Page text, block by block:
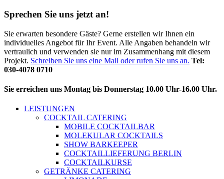
Sprechen Sie uns jetzt an!
Sie erwarten besondere Gäste? Gerne erstellen wir Ihnen ein
individuelles Angebot für Ihr Event. Alle Angaben behandeln wir
vertraulich und verwenden sie nur im Zusammenhang mit diesem
Projekt. Schreiben Sie uns eine Mail oder rufen Sie uns an. Tel:
030-4078 0710
Sie erreichen uns Montag bis Donnerstag 10.00 Uhr-16.00 Uhr.
LEISTUNGEN
COCKTAIL CATERING
MOBILE COCKTAILBAR
MOLEKULAR COCKTAILS
SHOW BARKEEPER
COCKTAILLIEFERUNG BERLIN
COCKTAILKURSE
GETRÄNKE CATERING